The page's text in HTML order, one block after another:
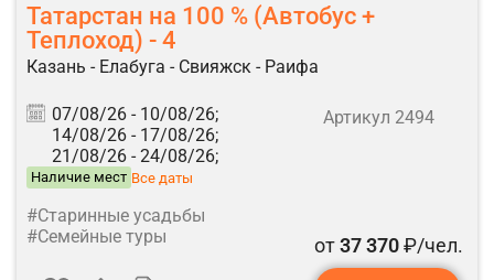
Татарстан на 100 % (Автобус +
Теплоход) - 4
Казань - Елабуга - Свияжск - Раифа
07/08/26 - 10/08/26;
14/08/26 - 17/08/26;
21/08/26 - 24/08/26;
Наличие мест Все даты
Артикул 2494
#Старинные усадьбы
#Семейные туры
от37 370₽/чел.